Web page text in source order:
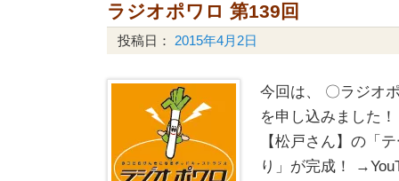
ラジオポワロ 第139回
投稿日： 2015年4月2日
今回は、 〇ラジオ
を申し込みました
【松戸さん】の「
り」が完成！